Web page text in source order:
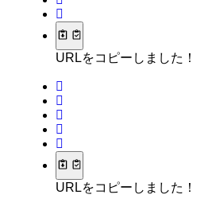
URLをコピーしました！
URLをコピーしました！